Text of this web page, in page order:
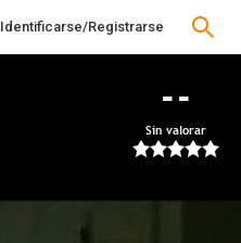
Identificarse/Registrarse
--
Sin valorar